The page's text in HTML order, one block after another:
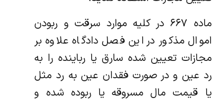
ماده ۶۶۷ در کلیه موارد سرقت و ربودن
اموال مذکور در این فصل دادگاه علاوه بر
مجازات تعیین شده سارق یا رباینده را به
رد عین و در صورت ‌فقدان عین به رد مثل
یا قیمت مال مسروقه یا ربوده شده و